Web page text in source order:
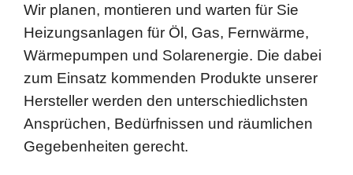
Wir planen, montieren und warten für Sie
Heizungsanlagen für Öl, Gas, Fernwärme,
Wärmepumpen und Solarenergie. Die dabei
zum Einsatz kommenden Produkte unserer
Hersteller werden den unterschiedlichsten
Ansprüchen, Bedürfnissen und räumlichen
Gegebenheiten gerecht.